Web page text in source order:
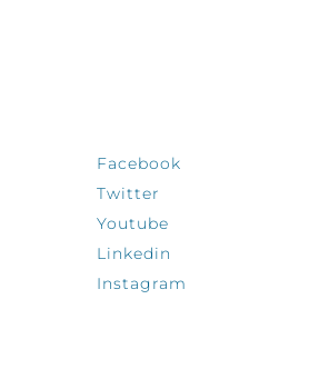
Facebook
Twitter
Youtube
Linkedin
Instagram